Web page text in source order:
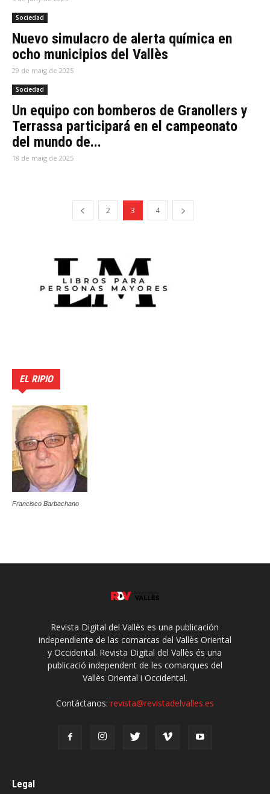
Sociedad
Nuevo simulacro de alerta química en
ocho municipios del Vallès
29 de maig de 2025
Sociedad
Un equipo con bomberos de Granollers y
Terrassa participará en el campeonato
del mundo de...
18 de maig de 2025
2 3 4
EL RIPIO
Francisco Barbachano
Revista Digital del Vallès es una publicación
independiente de las comarcas del Vallès Oriental
y Occidental. Revista Digital del Vallès és una
publicació independent de les comarques del
Vallès Oriental i Occidental.
Contáctanos: revista@revistadelvalles.es
Legal